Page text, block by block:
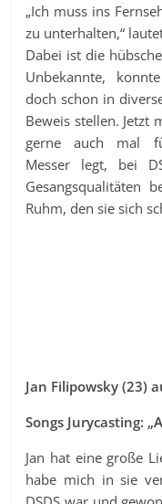
„Ich muss ins
zu unterhalten,“
Dabei ist die
Unbekannte,
doch schon in
Beweis stellen. Jetzt
gerne auch mal
Messer legt, bei
Gesangsqualitäten
Ruhm, den sie sich
Jan Filipowsky (23)
Songs Jurycasting:
Jan hat eine große
habe mich in sie